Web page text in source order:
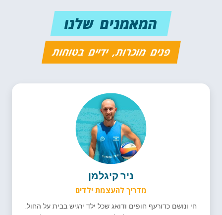
המאמנים שלנו
פנים מוכרות, ידיים בטוחות
ניר קיגלמן
מדריך להעצמת ילדים
חי ונושם כדורעף חופים ודואג שכל ילד ירגיש בבית על החול,